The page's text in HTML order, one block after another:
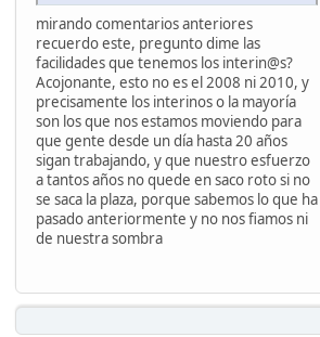
mirando comentarios anteriores
recuerdo este, pregunto dime las
facilidades que tenemos los interin@s?
Acojonante, esto no es el 2008 ni 2010, y
precisamente los interinos o la mayoría
son los que nos estamos moviendo para
que gente desde un día hasta 20 años
sigan trabajando, y que nuestro esfuerzo
a tantos años no quede en saco roto si no
se saca la plaza, porque sabemos lo que ha
pasado anteriormente y no nos fiamos ni
de nuestra sombra